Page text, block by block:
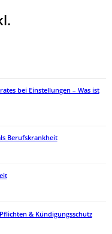
bei Einstellungen – Was ist
Berufskrankheit
& Kündigungsschutz